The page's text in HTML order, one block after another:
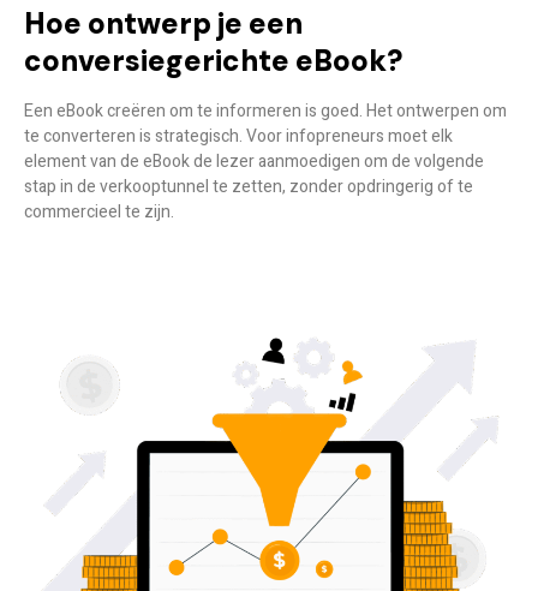
Hoe ontwerp je een
conversiegerichte eBook?
Een eBook creëren om te informeren is goed. Het ontwerpen om
te converteren is strategisch. Voor infopreneurs moet elk
element van de eBook de lezer aanmoedigen om de volgende
stap in de verkooptunnel te zetten, zonder opdringerig of te
commercieel te zijn.